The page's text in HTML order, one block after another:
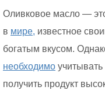
Оливковое масло —
в мире, известное
богатым вкусом.
необходимо учитывать
получить продукт